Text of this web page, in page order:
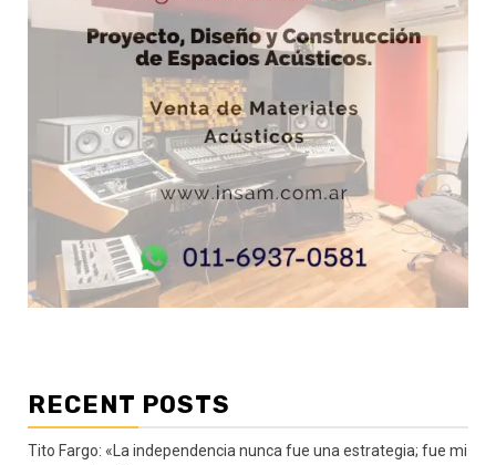
RECENT POSTS
Tito Fargo: «La independencia nunca fue una estrategia; fue mi